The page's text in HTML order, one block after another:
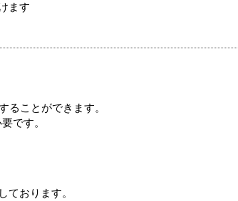
ます
ることができます。
です。
ております。